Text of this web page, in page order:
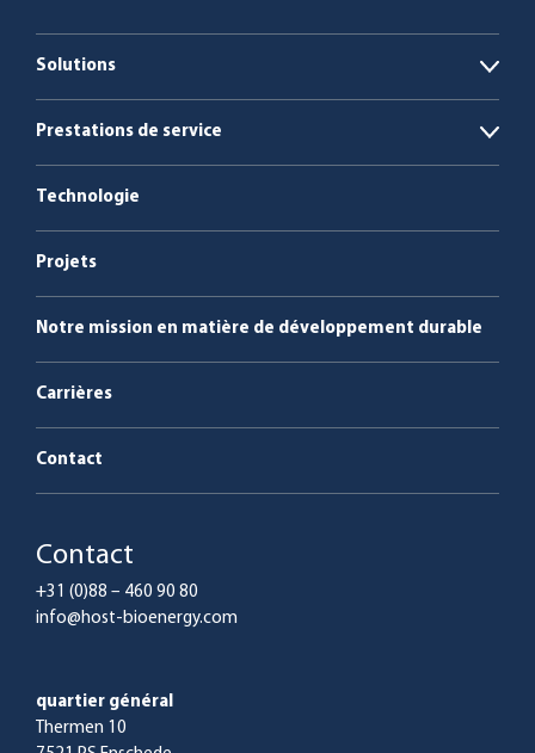
Solutions
Open
Chaudières à biomasse et à déchets
Prestations de service
Open
Service & maintenance
Technologie
Projets
Notre mission en matière de développement durable
Carrières
Contact
Contact
+31 (0)88 – 460 90 80
info@host-bioenergy.com
quartier général
Thermen 10